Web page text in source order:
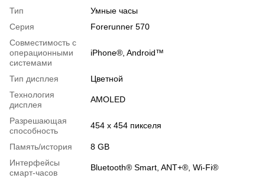
Тип
Умные часы
Серия
Forerunner 570
Совместимость с
операционными
системами
iPhone®, Android™
Тип дисплея
Цветной
Технология
дисплея
AMOLED
Разрешающая
способность
454 x 454 пикселя
Память/история
8 GB
Интерфейсы
смарт-часов
Bluetooth® Smart, ANT+®, Wi-Fi®